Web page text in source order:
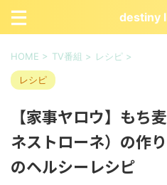
destiny
HOME > TV番組 > レシピ >
レシピ
【家事ヤロウ】もち
ネストローネ）の作
のヘルシーレシピ